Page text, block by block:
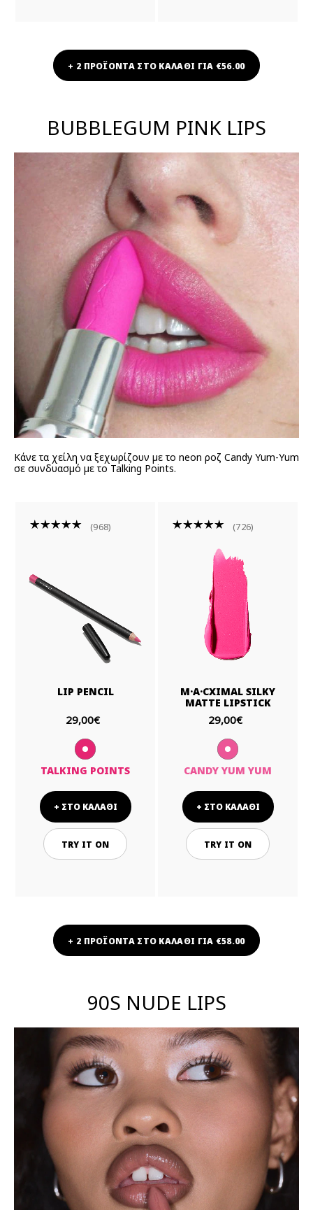
+ 2 ΠΡΟΪΟΝΤΑ ΣΤΟ ΚΑΛΑΘΙ ΓΙΑ €56.00
BUBBLEGUM PINK LIPS
Κάνε τα χείλη να ξεχωρίζουν με το neon ροζ Candy Yum-Yum
σε συνδυασμό με το Talking Points.
968
LIP PENCIL
29,00€
TALKING POINTS
+ ΣΤΟ ΚΑΛΑΘΙ
TRY IT ON
726
M·A·CXIMAL SILKY
MATTE LIPSTICK
29,00€
CANDY YUM YUM
+ ΣΤΟ ΚΑΛΑΘΙ
TRY IT ON
+ 2 ΠΡΟΪΟΝΤΑ ΣΤΟ ΚΑΛΑΘΙ ΓΙΑ €58.00
90S NUDE LIPS